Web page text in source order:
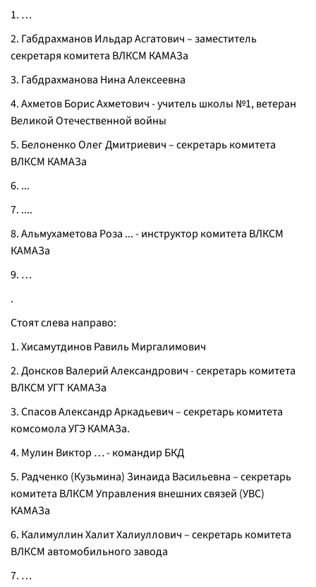
1. …
2. Габдрахманов Ильдар Асгатович – заместитель
секретаря комитета ВЛКСМ КАМАЗа
3. Габдрахманова Нина Алексеевна
4. Ахметов Борис Ахметович - учитель школы №1, ветеран
Великой Отечественной войны
5. Белоненко Олег Дмитриевич – секретарь комитета
ВЛКСМ КАМАЗа
6. ...
7. ....
8. Альмухаметова Роза ... - инструктор комитета ВЛКСМ
КАМАЗа
9. …
.
Стоят слева направо:
1. Хисамутдинов Равиль Миргалимович
2. Донсков Валерий Александрович - секретарь комитета
ВЛКСМ УГТ КАМАЗа
3. Спасов Александр Аркадьевич – секретарь комитета
комсомола УГЭ КАМАЗа.
4. Мулин Виктор … - командир БКД
5. Радченко (Кузьмина) Зинаида Васильевна – секретарь
комитета ВЛКСМ Управления внешних связей (УВС)
КАМАЗа
6. Калимуллин Халит Халиуллович – секретарь комитета
ВЛКСМ автомобильного завода
7. …